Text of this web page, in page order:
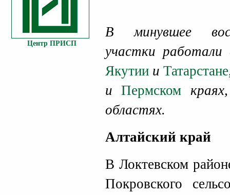
Центр ПРИСП
В минувшее
участки работали
Якутии и Татарстане
иПермском
областях.
Алтайский край
В Локтевском
Покровского